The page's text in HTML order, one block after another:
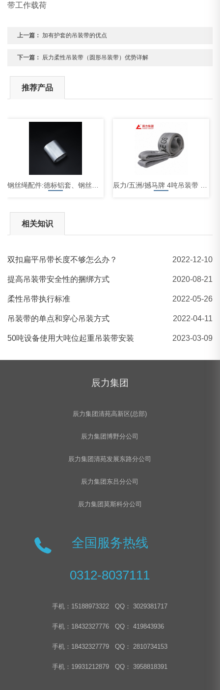
带工作载荷
上一篇： 加有护套的吊装带的优点
下一篇： 辰力柔性吊装带（圆形吊装带）优势详解
推荐产品
美标卸扣|弓形D型卸扣|卸扣厂家
相关知识
双扣扁平吊带长度不够怎么办？ 2022-12-10
提高吊装带安全性的捆绑方式 2020-08-21
柔性吊带执行标准 2022-05-26
吊装带的单点和穿心吊装方式 2022-04-11
50吨设备使用大吨位起重吊装带安装 2023-03-09
辰力集团
辰力集团清苑高新区(总部)
辰力集团博野分公司
辰力集团清苑发展东路分公司
辰力集团东吕分公司
辰力集团莫斯科分公司
全国服务热线
0312-8037111
手机：15188973322 QQ： 3029381717
手机：18432327776 QQ： 419843936
手机：18432327779 QQ： 2810734153
手机：19931212879 QQ： 3958818391